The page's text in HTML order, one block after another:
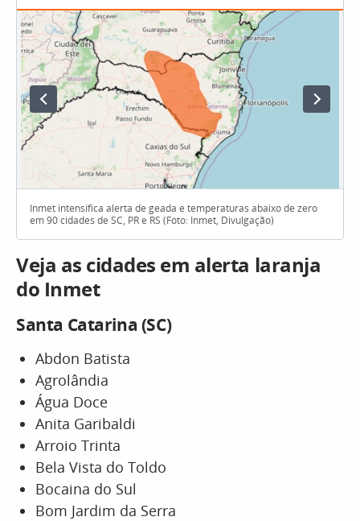
Inmet intensifica alerta de geada e temperaturas abaixo de zero
em 90 cidades de SC, PR e RS (Foto: Inmet, Divulgação)
Veja as cidades em alerta laranja
do Inmet
Santa Catarina (SC)
Abdon Batista
Agrolândia
Água Doce
Anita Garibaldi
Arroio Trinta
Bela Vista do Toldo
Bocaina do Sul
Bom Jardim da Serra